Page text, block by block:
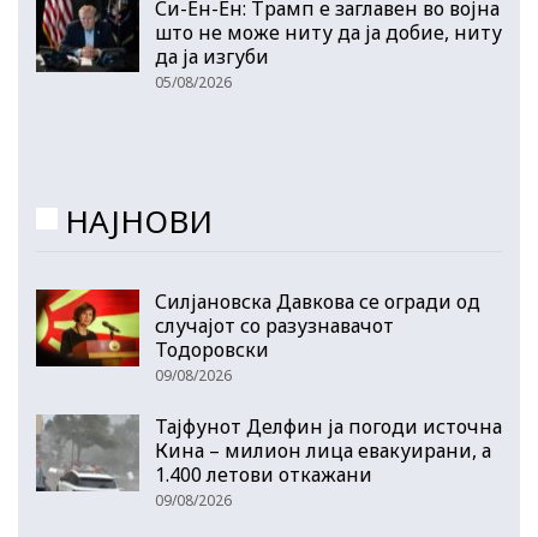
Си-Ен-Ен: Трамп е заглавен во војна
што не може ниту да ја добие, ниту
да ја изгуби
05/08/2026
НАЈНОВИ
Силјановска Давкова се огради од
случајот со разузнавачот
Тодоровски
09/08/2026
Тајфунот Делфин ја погоди источна
Кина – милион лица евакуирани, а
1.400 летови откажани
09/08/2026